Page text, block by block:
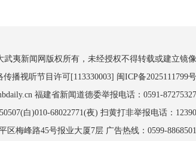
武夷新闻网版权所有，未经授权不得转载或建立镜像
播视听节目许可[113330003] 闽ICP备2025111799号
福建省新闻道德委举报电话：0591-87275327
白)010-68022771(夜) 扫黄打非举报电话：12390
区梅峰路45号报业大厦7层 广告热线：0599-8868501